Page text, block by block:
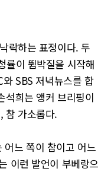
락하는 표정이다. 두
률이 뜀박질을 시작해
SBS 저녁뉴스를 합
석희는 앵커 브리핑이
참 가소롭다.
느 쪽이 참이고 어느
이런 발언이 부베랑으